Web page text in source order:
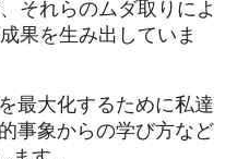
それらのムダ取りによ
果を生み出していま
最大化するために私達
事象からの学び方など